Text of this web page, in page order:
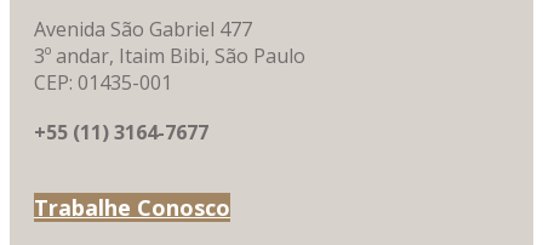
Avenida São Gabriel 477
3º andar, Itaim Bibi, São Paulo
CEP: 01435-001
+55 (11) 3164-7677
Trabalhe Conosco